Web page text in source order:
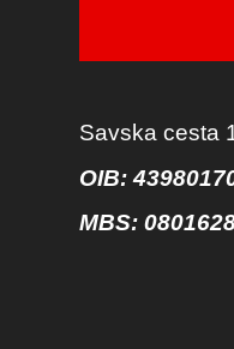
Savska cesta
OIB:
MBS: